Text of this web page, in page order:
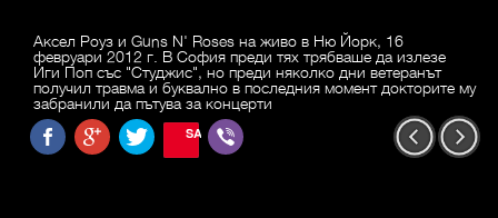
Аксел Роуз и Guns N' Roses на живо в Ню Йорк, 16
февруари 2012 г. В София преди тях трябваше да излезе
Иги Поп със "Студжис", но преди няколко дни ветеранът
получил травма и буквално в последния момент докторите му
забранили да пътува за концерти
SAVE